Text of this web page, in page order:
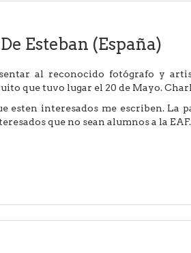
Esteban (España)
al reconocido fotógrafo y
que tuvo lugar el 20 de Mayo.
esten interesados me escriben. La
que no sean alumnos a la EAF.